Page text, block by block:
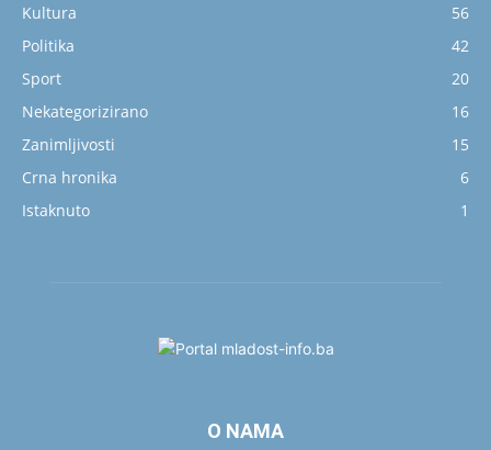
Kultura
56
Politika
42
Sport
20
Nekategorizirano
16
Zanimljivosti
15
Crna hronika
6
Istaknuto
1
O NAMA